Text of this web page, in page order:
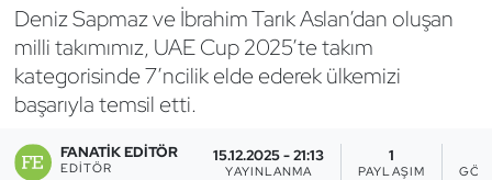
Deniz Sapmaz ve İbrahim Tarık Aslan’dan oluşan
milli takımımız, UAE Cup 2025’te takım
kategorisinde 7’ncilik elde ederek ülkemizi
başarıyla temsil etti.
FANATIK EDITÖR
EDITÖR
15.12.2025 - 21:13
YAYINLANMA
1
PAYLAŞIM
Bocce Bowling Dart
Boks
Briç